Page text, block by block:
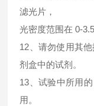
滤光片，
光密度范围在 0-
12、请勿使用其
剂盒中的试剂。
13、试验中所用
用。